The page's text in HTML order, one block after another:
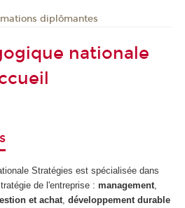
diplômantes
nationale
Stratégies est spécialisée dans
de l'entreprise : management
et achat développement durable